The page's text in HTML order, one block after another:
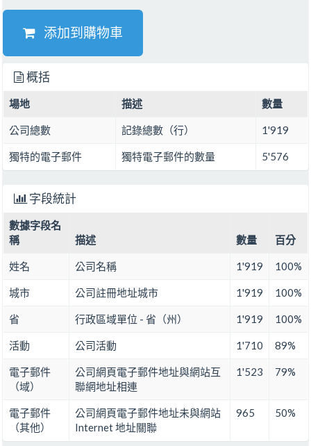
添加到購物車
概括
場地 描述 數量
公司總數 記錄總數（行） 1'919
獨特的電子郵件 獨特電子郵件的數量 5'576
字段統計
數據字段名
稱
描述 數量 百分
姓名 公司名稱 1'919 100%
城市 公司註冊地址城市 1'919 100%
省 行政區域單位 - 省（州） 1'919 100%
活動 公司活動 1'710 89%
電子郵件
（域）
公司網頁電子郵件地址與網站互
聯網地址相連
1'523 79%
電子郵件
（其他）
公司網頁電子郵件地址未與網站
Internet 地址關聯
965 50%